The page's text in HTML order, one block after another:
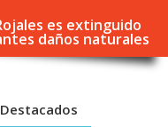
es extinguido
daños naturales
Destacados